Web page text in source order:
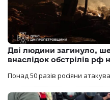
Дві людини загинуло,
внаслідок обстрілів рф
Понад 50 разів росіяни